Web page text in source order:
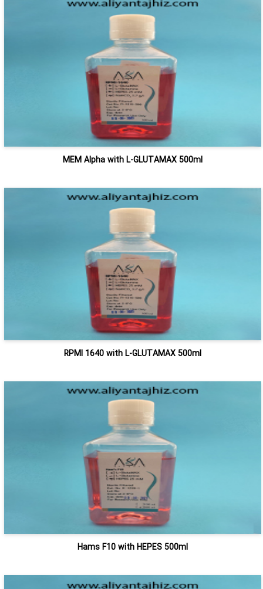
MEM Alpha with L-GLUTAMAX 500ml
RPMI 1640 with L-GLUTAMAX 500ml
Hams F10 with HEPES 500ml